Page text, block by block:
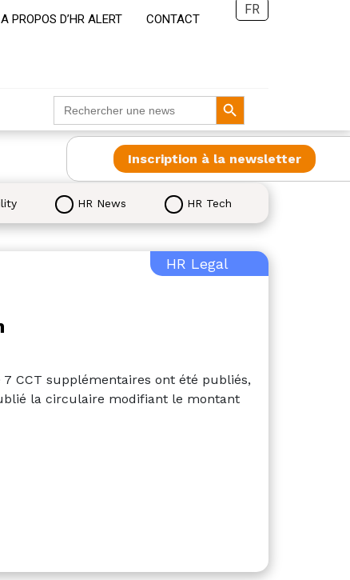
A PROPOS D’HR ALERT CONTACT
FR
Search
for:
Search Button
Inscription à la newsletter
HR News HR Tech
HR Legal
CCT supplémentaires ont été publiés,
la circulaire modifiant le montant